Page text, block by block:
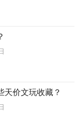
天价文玩收藏？